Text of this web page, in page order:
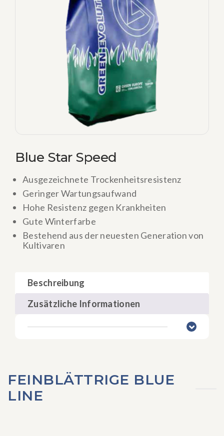
Blue Star Speed
Ausgezeichnete Trockenheitsresistenz
Geringer Wartungsaufwand
Hohe Resistenz gegen Krankheiten
Gute Winterfarbe
Bestehend aus der neuesten Generation von
Kultivaren
Beschreibung
Zusätzliche Informationen
FEINBLÄTTRIGE BLUE
LINE